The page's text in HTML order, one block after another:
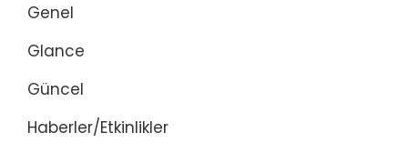
Genel
Glance
Güncel
Haberler/Etkinlikler